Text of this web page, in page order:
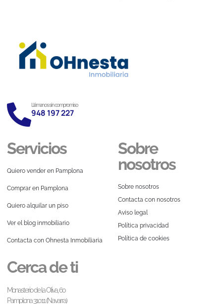
Llámanos sin compromiso
948 197 227
Servicios
Quiero vender en Pamplona
Comprar en Pamplona
Quiero alquilar un piso
Ver el blog inmobiliario
Contacta con Ohnesta Inmobiliaria
Sobre
nosotros
Sobre nosotros
Contacta con nosotros
Aviso legal
Política privacidad
Política de cookies
Cerca de ti
Monasterio de la Oliva, 60
Pamplona 31011 (Navarra)